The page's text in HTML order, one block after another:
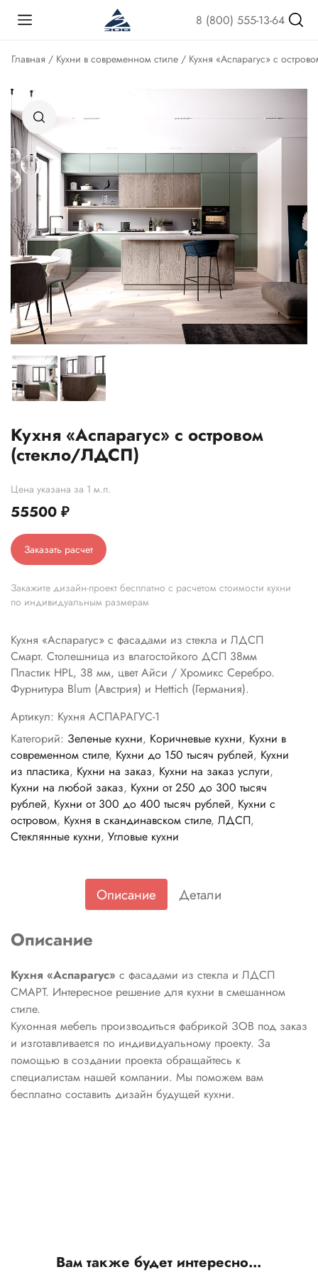
8 (800) 555-13-64
Главная / Кухни в современном стиле / Кухня «Аспарагус» с
Кухня «Аспарагус» с островом
(стекло/ЛДСП)
Цена указана за 1 м.п.
55500 ₽
Заказать расчет
Закажите дизайн-проект бесплатно с расчетом стоимости кухни
по индивидуальным размерам
Кухня «Аспарагус» с фасадами из стекла и ЛДСП
Смарт. Столешница из влагостойкого ДСП 38мм
Пластик HPL, 38 мм, цвет Айси / Хромикс Серебро.
Фурнитура Blum (Австрия) и Hettich (Германия).
Артикул: Кухня АСПАРАГУС-1
Категорий: Зеленые кухни, Коричневые кухни, Кухни в
современном стиле, Кухни до 150 тысяч рублей, Кухни
из пластика, Кухни на заказ, Кухни на заказ услуги,
Кухни на любой заказ, Кухни от 250 до 300 тысяч
рублей, Кухни от 300 до 400 тысяч рублей, Кухни с
островом, Кухня в скандинавском стиле, ЛДСП,
Стеклянные кухни, Угловые кухни
Описание Детали
Описание
Кухня «Аспарагус» с фасадами из стекла и ЛДСП
СМАРТ. Интересное решение для кухни в смешанном
стиле.
Кухонная мебель производиться фабрикой ЗОВ под заказ
и изготавливается по индивидуальному проекту. За
помощью в создании проекта обращайтесь к
специалистам нашей компании. Мы поможем вам
бесплатно составить дизайн будущей кухни.
Вам также будет интересно…